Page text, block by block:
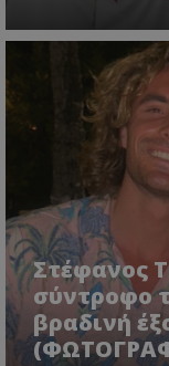
Στέφανος
σύντροφο
βραδινή